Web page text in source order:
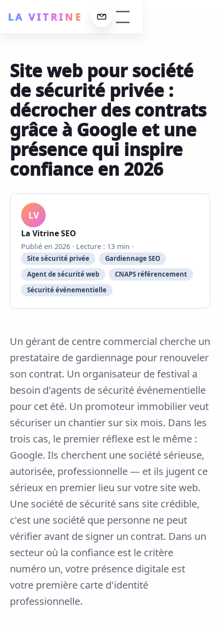
LA VITRINE
SEO
La Vitrine
Site web pour société
de sécurité privée :
décrocher des contrats
grâce à Google et une
présence qui inspire
confiance en 2026
LV
La Vitrine SEO
Publié en 2026 · Lecture : 13 min ·
Site sécurité privée
Gardiennage SEO
Agent de sécurité web
CNAPS référencement
Sécurité événementielle
Un gérant de centre commercial cherche un
prestataire de gardiennage pour renouveler
son contrat. Un organisateur de festival a
besoin d'agents de sécurité événementielle
pour cet été. Un promoteur immobilier veut
sécuriser un chantier sur six mois. Dans les
trois cas, le premier réflexe est le même :
Google. Ils cherchent une société sérieuse,
autorisée, professionnelle — et ils jugent ce
sérieux en premier lieu sur votre site web.
Une société de sécurité sans site crédible,
c'est une société que personne ne peut
vérifier avant de signer un contrat. Dans un
secteur où la confiance est le critère
numéro un, votre présence digitale est
votre première carte d'identité
professionnelle.